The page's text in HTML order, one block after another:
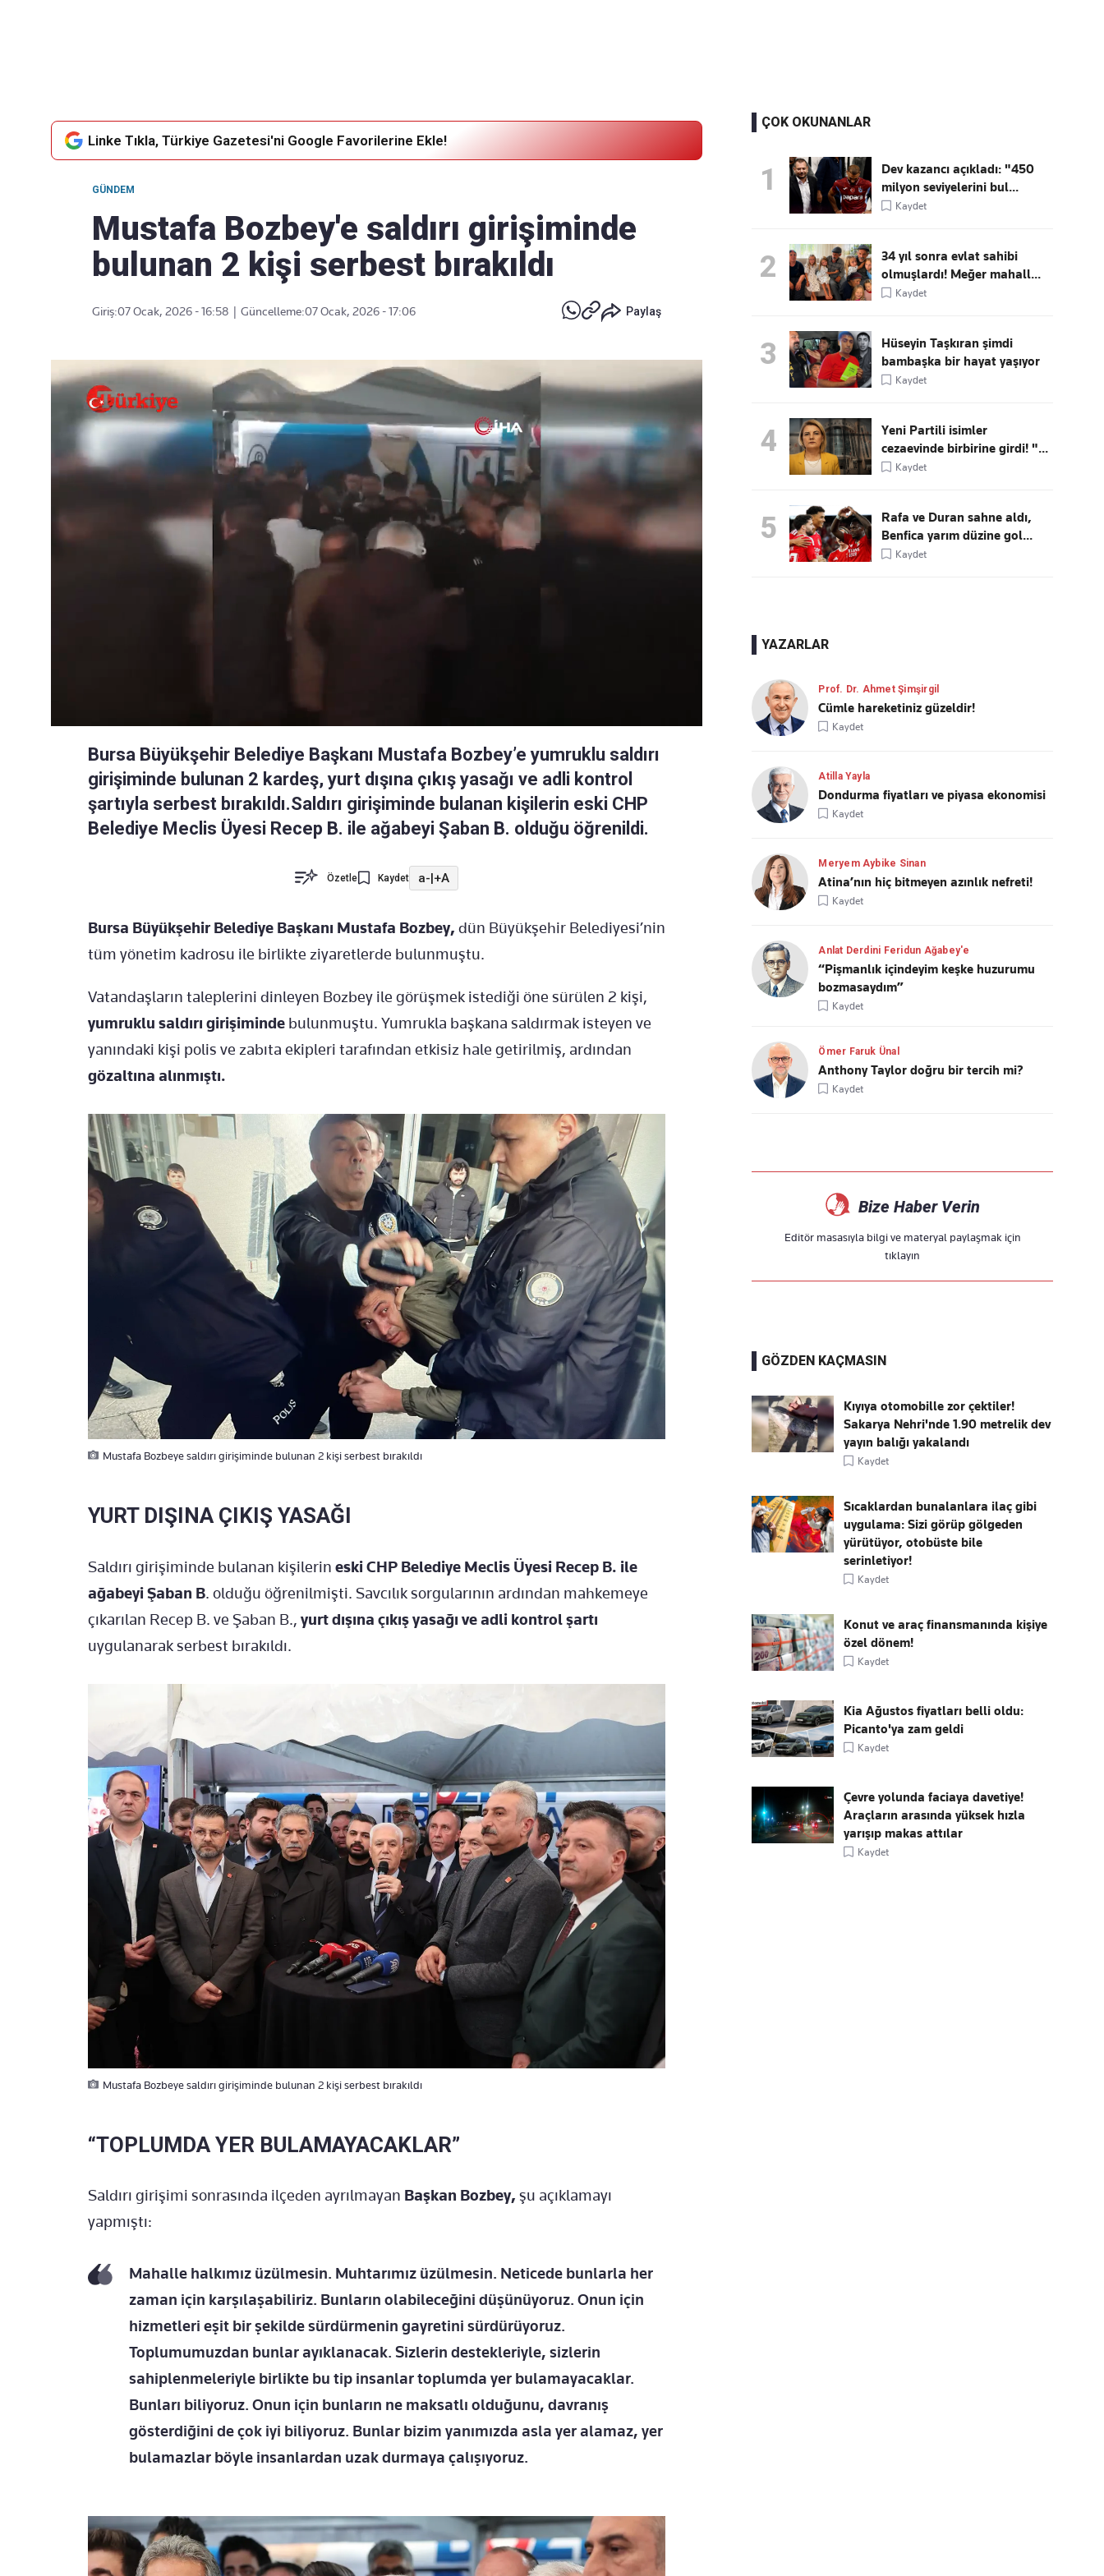
Linke Tıkla, Türkiye Gazetesi'ni Google Favorilerine Ekle!
GÜNDEM
Mustafa Bozbey'e saldırı girişiminde
bulunan 2 kişi serbest bırakıldı
Giriş:07 Ocak, 2026 - 16:58 Güncelleme:07 Ocak, 2026 - 17:06 Paylaş
Bursa Büyükşehir Belediye Başkanı Mustafa Bozbey’e yumruklu saldırı
girişiminde bulunan 2 kardeş, yurt dışına çıkış yasağı ve adli kontrol
şartıyla serbest bırakıldı.Saldırı girişiminde bulanan kişilerin eski CHP
Belediye Meclis Üyesi Recep B. ile ağabeyi Şaban B. olduğu öğrenildi.
Özetle Kaydet a-|+A
Bursa Büyükşehir Belediye Başkanı Mustafa Bozbey, dün Büyükşehir Belediyesi’nin
tüm yönetim kadrosu ile birlikte ziyaretlerde bulunmuştu.
Vatandaşların taleplerini dinleyen Bozbey ile görüşmek istediği öne sürülen 2 kişi,
yumruklu saldırı girişiminde bulunmuştu. Yumrukla başkana saldırmak isteyen ve
yanındaki kişi polis ve zabıta ekipleri tarafından etkisiz hale getirilmiş, ardından
gözaltına alınmıştı.
Mustafa Bozbeye saldırı girişiminde bulunan 2 kişi serbest bırakıldı
YURT DIŞINA ÇIKIŞ YASAĞI
Saldırı girişiminde bulanan kişilerin eski CHP Belediye Meclis Üyesi Recep B. ile
ağabeyi Şaban B. olduğu öğrenilmişti. Savcılık sorgularının ardından mahkemeye
çıkarılan Recep B. ve Şaban B., yurt dışına çıkış yasağı ve adli kontrol şartı
uygulanarak serbest bırakıldı.
Mustafa Bozbeye saldırı girişiminde bulunan 2 kişi serbest bırakıldı
“TOPLUMDA YER BULAMAYACAKLAR”
Saldırı girişimi sonrasında ilçeden ayrılmayan Başkan Bozbey, şu açıklamayı
yapmıştı:
Mahalle halkımız üzülmesin. Muhtarımız üzülmesin. Neticede bunlarla her
zaman için karşılaşabiliriz. Bunların olabileceğini düşünüyoruz. Onun için
hizmetleri eşit bir şekilde sürdürmenin gayretini sürdürüyoruz.
Toplumumuzdan bunlar ayıklanacak. Sizlerin destekleriyle, sizlerin
sahiplenmeleriyle birlikte bu tip insanlar toplumda yer bulamayacaklar.
Bunları biliyoruz. Onun için bunların ne maksatlı olduğunu, davranış
gösterdiğini de çok iyi biliyoruz. Bunlar bizim yanımızda asla yer alamaz, yer
bulamazlar böyle insanlardan uzak durmaya çalışıyoruz.
ÇOK OKUNANLAR
1
Dev kazancı açıkladı: "450
milyon seviyelerini bul...
Kaydet
2
34 yıl sonra evlat sahibi
olmuşlardı! Meğer mahall...
Kaydet
3
Hüseyin Taşkıran şimdi
bambaşka bir hayat yaşıyor
Kaydet
4
Yeni Partili isimler
cezaevinde birbirine girdi! "...
Kaydet
5
Rafa ve Duran sahne aldı,
Benfica yarım düzine gol...
Kaydet
YAZARLAR
Prof. Dr. Ahmet Şimşirgil
Cümle hareketiniz güzeldir!
Kaydet
Atilla Yayla
Dondurma fiyatları ve piyasa ekonomisi
Kaydet
Meryem Aybike Sinan
Atina’nın hiç bitmeyen azınlık nefreti!
Kaydet
Anlat Derdini Feridun Ağabey'e
“Pişmanlık içindeyim keşke huzurumu
bozmasaydım”
Kaydet
Ömer Faruk Ünal
Anthony Taylor doğru bir tercih mi?
Kaydet
Bize Haber Verin
Editör masasıyla bilgi ve materyal paylaşmak için
tıklayın
GÖZDEN KAÇMASIN
Kıyıya otomobille zor çektiler!
Sakarya Nehri'nde 1.90 metrelik dev
yayın balığı yakalandı
Kaydet
Sıcaklardan bunalanlara ilaç gibi
uygulama: Sizi görüp gölgeden
yürütüyor, otobüste bile
serinletiyor!
Kaydet
Konut ve araç finansmanında kişiye
özel dönem!
Kaydet
Kia Ağustos fiyatları belli oldu:
Picanto'ya zam geldi
Kaydet
Çevre yolunda faciaya davetiye!
Araçların arasında yüksek hızla
yarışıp makas attılar
Kaydet